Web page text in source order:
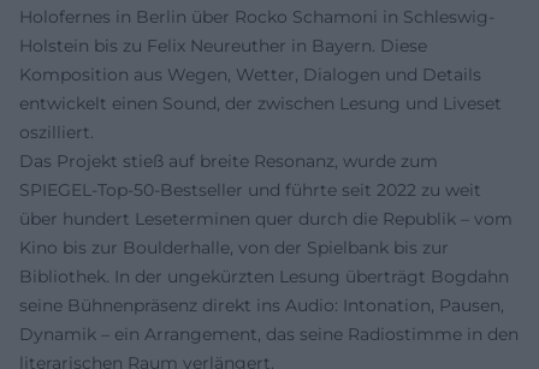
Holofernes in Berlin über Rocko Schamoni in Schleswig-
Holstein bis zu Felix Neureuther in Bayern. Diese
Komposition aus Wegen, Wetter, Dialogen und Details
entwickelt einen Sound, der zwischen Lesung und Liveset
oszilliert.
Das Projekt stieß auf breite Resonanz, wurde zum
SPIEGEL-Top-50-Bestseller und führte seit 2022 zu weit
über hundert Leseterminen quer durch die Republik – vom
Kino bis zur Boulderhalle, von der Spielbank bis zur
Bibliothek. In der ungekürzten Lesung überträgt Bogdahn
seine Bühnenpräsenz direkt ins Audio: Intonation, Pausen,
Dynamik – ein Arrangement, das seine Radiostimme in den
literarischen Raum verlängert.